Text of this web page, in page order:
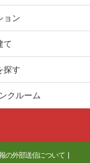
ョン
て
探す
クルーム
の外部送信について